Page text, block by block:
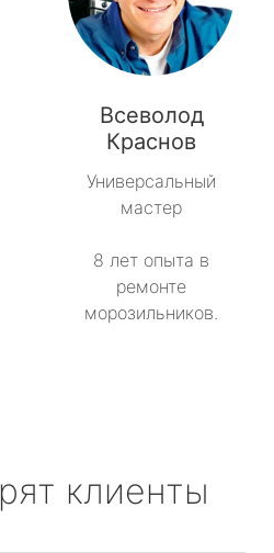
Всеволод
Краснов
Универсальный
мастер
8 лет опыта в
ремонте
морозильников.
клиенты